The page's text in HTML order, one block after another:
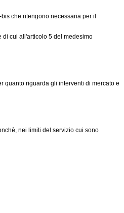
che ritengono necessaria per il
cui all'articolo 5 del medesimo
riguarda gli interventi di mercato e
nei limiti del servizio cui sono